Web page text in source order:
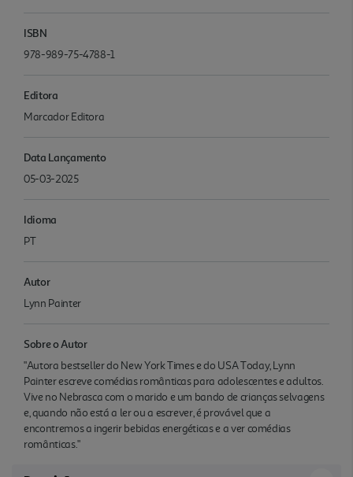
ISBN
978-989-75-4788-1
Editora
Marcador Editora
Data Lançamento
05-03-2025
Idioma
PT
Autor
Lynn Painter
Sobre o Autor
"Autora bestseller do New York Times e do USA Today, Lynn
Painter escreve comédias românticas para adolescentes e adultos.
Vive no Nebrasca com o marido e um bando de crianças selvagens
e, quando não está a ler ou a escrever, é provável que a
encontremos a ingerir bebidas energéticas e a ver comédias
românticas."